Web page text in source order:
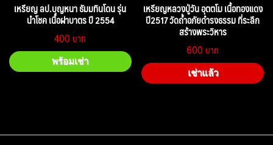
เหรียญ ลป.บุญหนา ธัมมทินโดน รุ่น
นำโชค เนื้อฝาบาตร ปี 2554
400
พร้อมเช่า
เหรียญหลวงปู่วัน อุตตโม เนื้อทองแดง
ปี2517 วัดถ้ำอภัยดำรงธรรม ที่ระลึก
สร้างพระวิหาร
600
เช่าแล้ว